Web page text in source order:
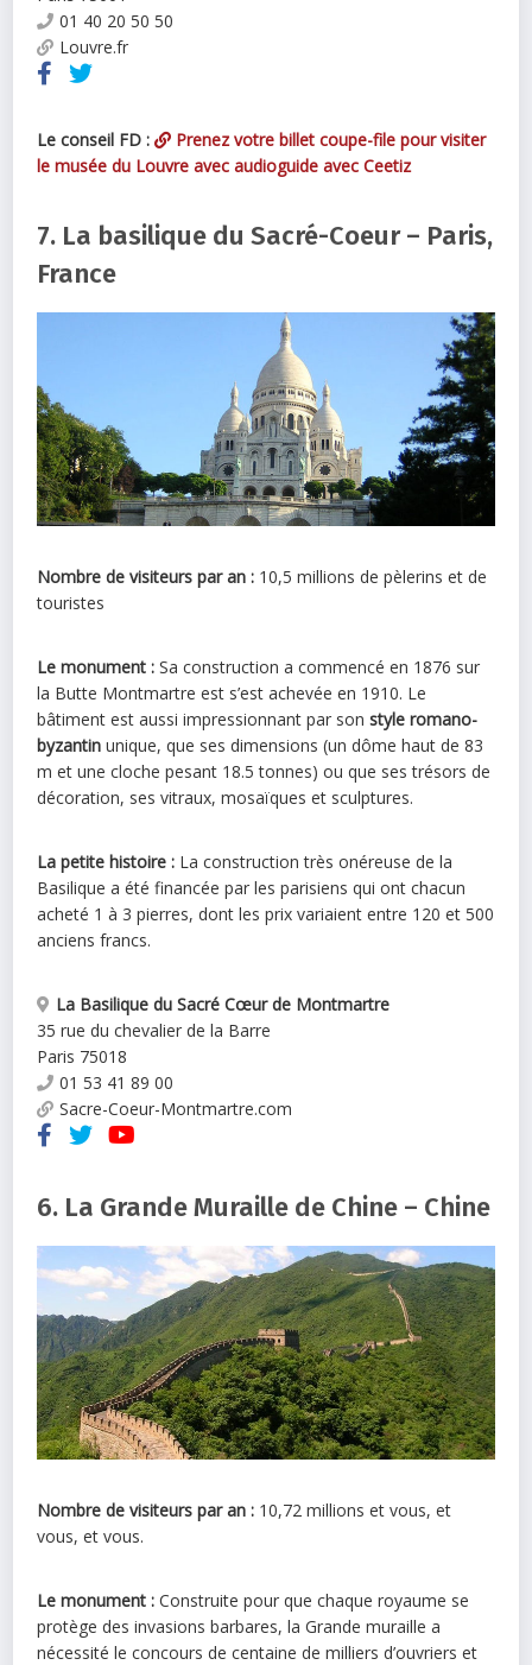
01 40 20 50 50
Louvre.fr
Le conseil FD :
Prenez votre billet coupe-file pour visiter
le musée du Louvre avec audioguide avec Ceetiz
7. La basilique du Sacré-Coeur – Paris,
France
Nombre de visiteurs par an : 10,5 millions de pèlerins et de
touristes
Le monument : Sa construction a commencé en 1876 sur
la Butte Montmartre est s’est achevée en 1910. Le
bâtiment est aussi impressionnant par sonstyle romano-
byzantin unique, que ses dimensions (un dôme haut de 83
m et une cloche pesant 18.5 tonnes) ou que ses trésors de
décoration, ses vitraux, mosaïques et sculptures.
La petite histoire : La construction très onéreuse de la
Basilique a été financée par les parisiens qui ont chacun
acheté 1 à 3 pierres, dont les prix variaient entre 120 et 500
anciens francs.
La Basilique du Sacré Cœur de Montmartre
35 rue du chevalier de la Barre
Paris 75018
01 53 41 89 00
Sacre-Coeur-Montmartre.com
6. La Grande Muraille de Chine – Chine
Nombre de visiteurs par an : 10,72 millions et vous, et
vous, et vous.
Le monument : Construite pour que chaque royaume se
protège des invasions barbares, la Grande muraille a
nécessité le concours de centaine de milliers d’ouvriers et